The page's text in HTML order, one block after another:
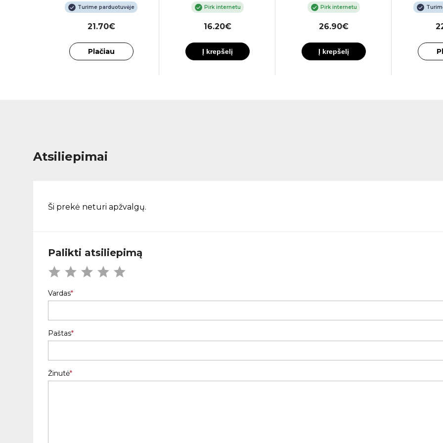
Turime parduotuvėje
21.70€
Plačiau
Pirk internetu
16.20€
Į krepšelį
Pirk internetu
26.90€
Į krepšelį
Atsiliepimai
Ši prekė neturi apžvalgų.
Palikti atsiliepimą
Vardas
Paštas
Žinutė